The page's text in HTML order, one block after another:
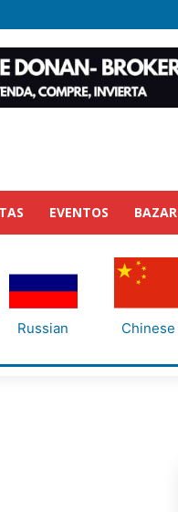
EVENTOS BAZAR
Russian Chinese